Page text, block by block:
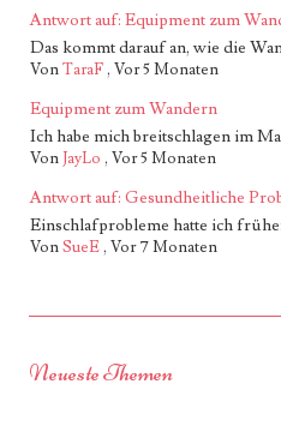
Antwort auf: Equipment zum
Das kommt darauf an, wie die
VonTaraF, Vor 5 Monaten
Equipment zum Wandern
Ich habe mich breitschlagen im
VonJayLo , Vor 5 Monaten
Antwort auf: Gesundheitliche
Einschlafprobleme hatte ich
VonSueE, Vor 7 Monaten
Neueste Themen